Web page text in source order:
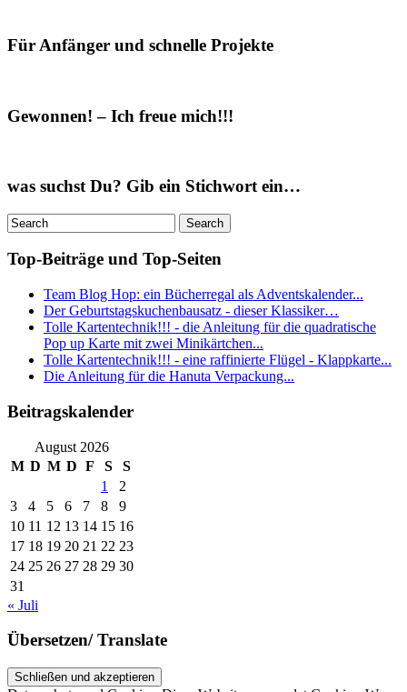
Für Anfänger und schnelle Projekte
Gewonnen! – Ich freue mich!!!
was suchst Du? Gib ein Stichwort ein…
Top-Beiträge und Top-Seiten
Team Blog Hop: ein Bücherregal als Adventskalender...
Der Geburtstagskuchenbausatz - dieser Klassiker…
Tolle Kartentechnik!!! - die Anleitung für die quadratische
Pop up Karte mit zwei Minikärtchen...
Tolle Kartentechnik!!! - eine raffinierte Flügel - Klappkarte...
Die Anleitung für die Hanuta Verpackung...
Beitragskalender
August 2026
M D M D F S
S
1
2
3
4 5 6 7 8
9
10 11 12 13 14 15 16
17 18 19 20 21 22 23
24 25 26 27 28 29 30
31
« Juli
Übersetzen/ Translate